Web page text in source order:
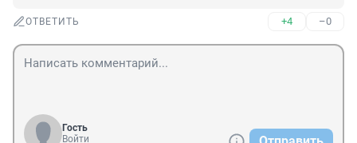
ОТВЕТИТЬ +4 –0
Гость
Войти